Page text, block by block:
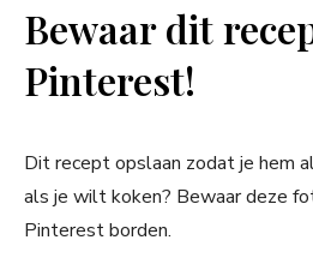
Bewaar dit
Pinterest!
Dit recept opslaan zodat je hem
als je wilt koken? Bewaar deze
Pinterest borden.